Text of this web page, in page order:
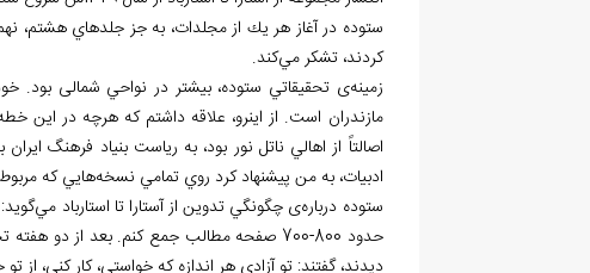
ستوده در آغاز هر يك از مجلدات، به جز جلدهاي هشتم، نهم
كردند، تشكر ميكند.
زمينهی تحقيقاتي ستوده، بيشتر در نواحي شمالی بود.
مازندران است. از اين‏رو، علاقه داشتم كه هرچه در اين
اصالتاً از اهالي ناتل نور بود، به رياست بنياد فرهنگ
ادبيات، به من پيشنهاد كرد روي تمامي نسخههايي كه
ستوده دربارهی چگونگي تدوين از آستارا تا استارباد مي
ديدند، گفتند: تو آزادي هر اندازه كه خواستي، كار كني، از